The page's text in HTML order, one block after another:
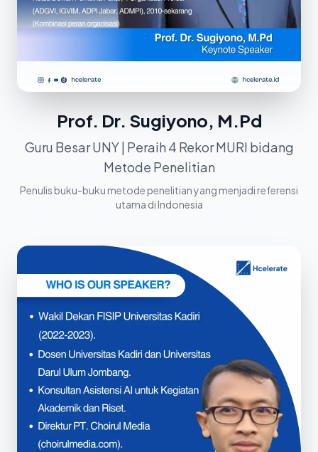
Prof. Dr. Sugiyono, M.Pd
Guru Besar UNY | Peraih 4 Rekor MURI bidang
Metode Penelitian
Penulis buku-buku metode penelitian yang menjadi referensi
utama di Indonesia